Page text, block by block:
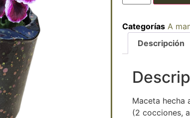
Categorías A
Descripción
Maceta hecha
(2 cocciones,